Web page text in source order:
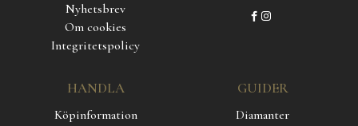
Nyhetsbrev
Om cookies
Integritetspolicy
HANDLA
Köpinformation
GUIDER
Diamanter